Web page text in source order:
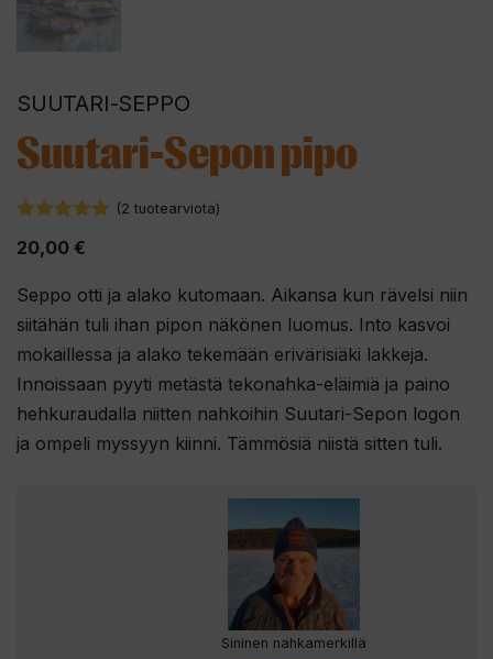
SUUTARI-SEPPO
Suutari-Sepon pipo
(2 tuotearviota)
20,00 €
Seppo otti ja alako kutomaan. Aikansa kun rävelsi niin
siitähän tuli ihan pipon näkönen luomus. Into kasvoi
mokaillessa ja alako tekemään erivärisiäki lakkeja.
Innoissaan pyyti metästä tekonahka-eläimiä ja paino
hehkuraudalla niitten nahkoihin Suutari-Sepon logon
ja ompeli myssyyn kiinni. Tämmösiä niistä sitten tuli.
Sininen nahkamerkillä